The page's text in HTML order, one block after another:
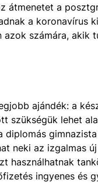
átmenetet a
a koronavírus
számára, akik
ajándék: a
szükségük lehet
diplomás
neki az izgalmas új
használhatnak
ingyenes és